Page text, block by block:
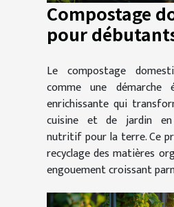
Compostage
pour
pour un
Le compostage
comme une démarche
enrichissante qui
cuisine et de jardin en
nutritif pour la terre. Ce
recyclage des matières
engouement croissant